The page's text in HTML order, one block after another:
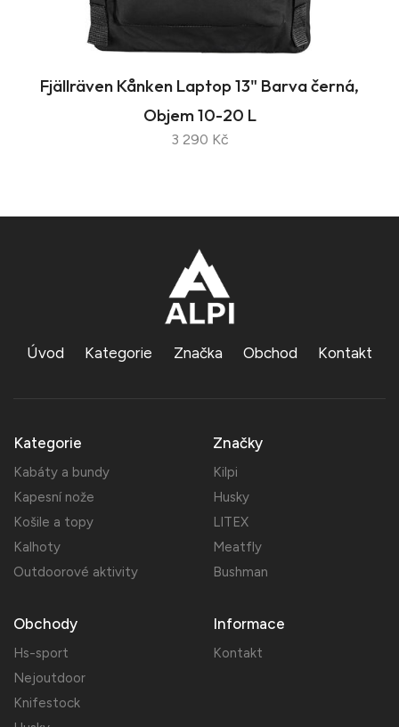
Fjällräven Kånken Laptop 13" Barva černá,
Objem 10-20 L
3 290 Kč
Úvod Kategorie Značka Obchod Kontakt
Kategorie
Kabáty a bundy
Kapesní nože
Košile a topy
Kalhoty
Outdoorové aktivity
Značky
Kilpi
Husky
LITEX
Meatfly
Bushman
Obchody
Hs-sport
Nejoutdoor
Knifestock
Informace
Kontakt